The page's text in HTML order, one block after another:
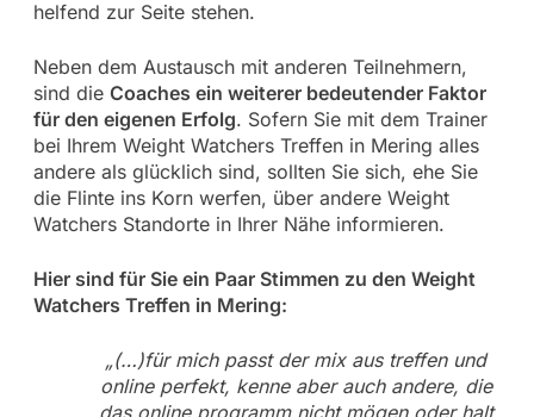
helfend zur Seite stehen.
Neben dem Austausch mit anderen Teilnehmern,
sind die Coaches ein weiterer bedeutender Faktor
für den eigenen Erfolg. Sofern Sie mit dem Trainer
bei Ihrem Weight Watchers Treffen in Mering alles
andere als glücklich sind, sollten Sie sich, ehe Sie
die Flinte ins Korn werfen, über andere Weight
Watchers Standorte in Ihrer Nähe informieren.
Hier sind für Sie ein Paar Stimmen zu den Weight
Watchers Treffen in Mering:
„(…)für mich passt der mix aus treffen und
online perfekt, kenne aber auch andere, die